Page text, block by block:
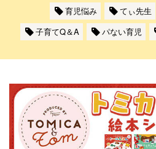
育児悩み
てぃ先生
子育てQ＆A
パない育児